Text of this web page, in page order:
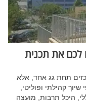
יבנו לכם את תכנית
תחת גג אחד, אלא
קהילתי ופוליטי,
היכל תרבות, מועצה